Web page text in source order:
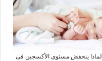
لماذا ینخفض مستوى الأکسجین فی